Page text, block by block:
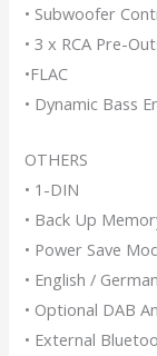
• Subwoofer
• 3 x RCA Pre-
•FLAC
• Dynamic Bass
OTHERS
• 1-DIN
• Back Up
• Power Save
• English /
• Optional DAB
• External